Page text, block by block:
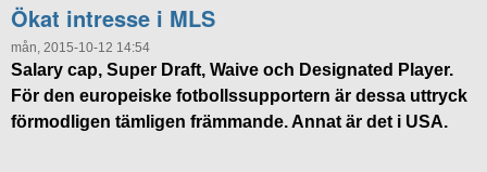
Ökat intresse i MLS
mån, 2015-10-12 14:54
Salary cap, Super Draft, Waive och Designated Player.
För den europeiske fotbollssupportern är dessa uttryck
förmodligen tämligen främmande. Annat är det i USA.